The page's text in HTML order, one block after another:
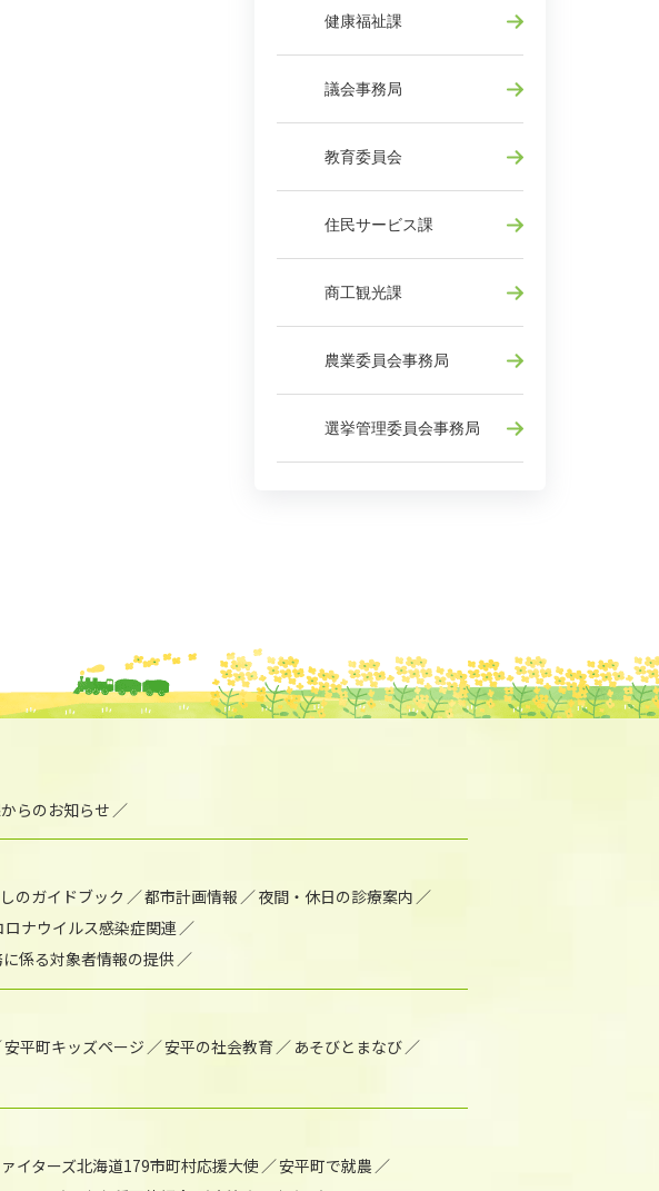
健康福祉課
議会事務局
教育委員会
住民サービス課
商工観光課
農業委員会事務局
選挙管理委員会事務局
らのお知らせ
のガイドブック 都市計画情報
夜間・休日の診療案内
ロナウイルス感染症関連
係る対象者情報の提供
安平町キッズページ 安平の社会教育
あそびとまなび
イターズ北海道179市町村応援大使
安平町で就農